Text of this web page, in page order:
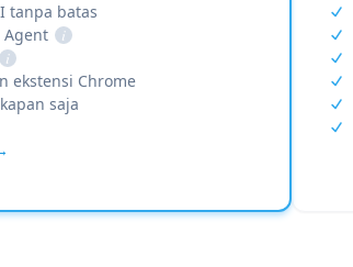
tanpa batas
Agent
i
i
ekstensi Chrome
saja